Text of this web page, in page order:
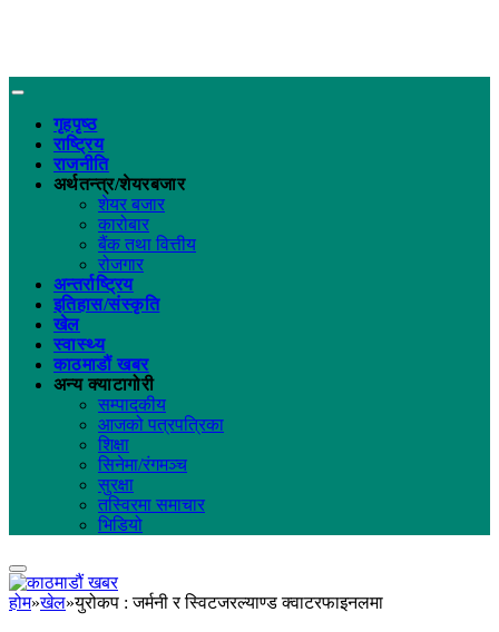
गृहपृष्ठ
राष्ट्रिय
राजनीति
अर्थतन्त्र/शेयरबजार
शेयर बजार
कारोबार
बैंक तथा वित्तीय
रोजगार
अन्तर्राष्ट्रिय
इतिहास/संस्कृति
खेल
स्वास्थ्य
काठमाडौं खबर
अन्य क्याटागोरी
सम्पादकीय
आजको पत्रपत्रिका
शिक्षा
सिनेमा/रंगमञ्च
सुरक्षा
तस्विरमा समाचार
भिडियो
होम»खेल»युरोकप : जर्मनी र स्विटजरल्याण्ड क्वाटरफाइनलमा